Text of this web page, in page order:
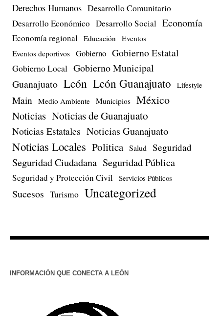
Derechos Humanos Desarrollo Comunitario
Desarrollo Económico Desarrollo Social Economía
Economía regional Educación Eventos
Eventos deportivos Gobierno Gobierno Estatal
Gobierno Local Gobierno Municipal
Guanajuato León León Guanajuato Lifestyle
Main Medio Ambiente Municipios México
Noticias Noticias de Guanajuato
Noticias Estatales Noticias Guanajuato
Noticias Locales Politica Salud Seguridad
Seguridad Ciudadana Seguridad Pública
Seguridad y Protección Civil Servicios Públicos
Sucesos Turismo Uncategorized
INFORMACIÓN QUE CONECTA A LEÓN